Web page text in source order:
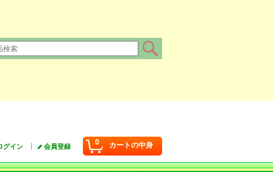
0 カートの中身
グイン 会員登録